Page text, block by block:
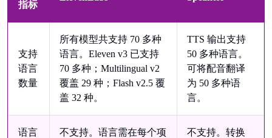
指标
支持
语言
数量
所有模型共支持 70 多种
语言。Eleven v3 已支持
70 多种；Multilingual v2
覆盖 29 种；Flash v2.5 覆
盖 32 种。
TTS 输出支持
50 多种语言。
可将配音翻译
为 50 多种语
言。
语言
不支持。语言需在每个项
不支持。转换